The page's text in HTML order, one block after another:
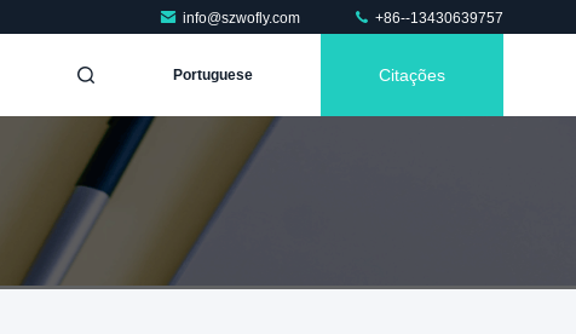
info@szwofly.com +86--13430639757
Portuguese Citações